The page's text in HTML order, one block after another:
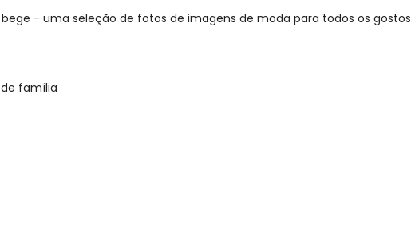
- uma seleção de fotos de imagens de moda para todos os gostos
família